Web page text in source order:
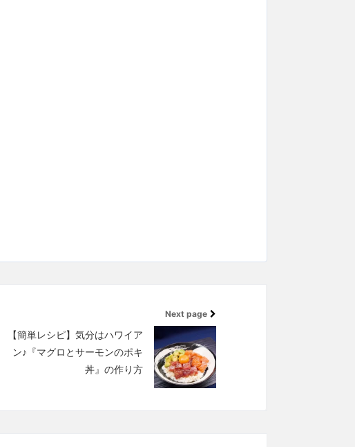
Next page
【簡単レシピ】気分はハワイア
ン♪『マグロとサーモンのポキ
丼』の作り方